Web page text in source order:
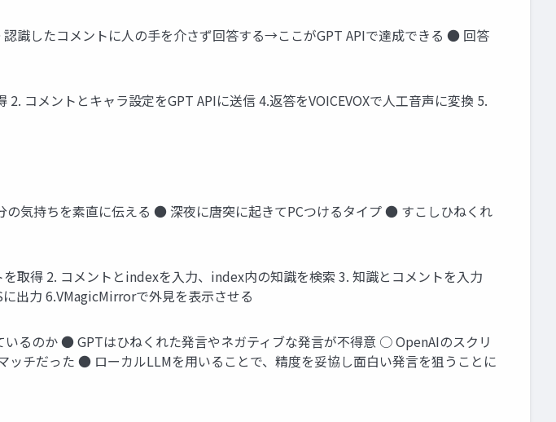
識したコメントに人の手を介さず回答する→ここがGPT APIで達成できる ● 回答
メントとキャラ設定をGPT APIに送信 4.返答をVOICEVOXで人工音声に変換 5.
気持ちを素直に伝える ● 深夜に唐突に起きてPCつけるタイプ ● すこしひねくれ
2. コメントとindexを入力、index内の知識を検索 3. 知識とコメントを入力
出力 6.VMagicMirrorで外見を表示させる
るのか ● GPTはひねくれた発言やネガティブな発言が不得意 ○ OpenAIのスクリ
チだった ● ローカルLLMを用いることで、精度を妥協し面白い発言を狙うことに